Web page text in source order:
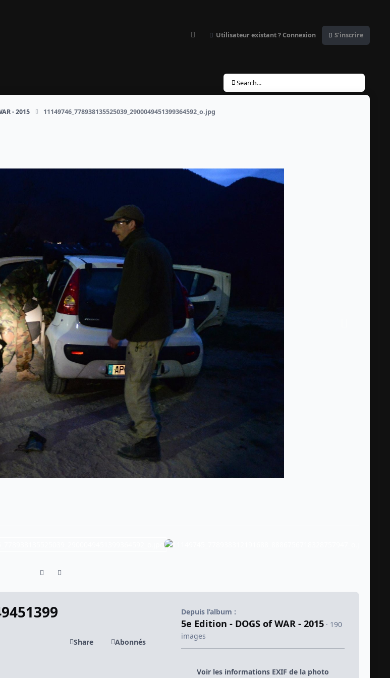
CustomizerUtilisateur existant ? Connexion S’inscrire
Search...
- 2015 11149746_778938135525039_2900049451399364592_o.jpg
Previous carousel slide
Next carousel slide
Share Abonnés
Depuis l’album :
5e Edition - DOGS of WAR - 2015 · 190
images
Voir les informations EXIF de la photo